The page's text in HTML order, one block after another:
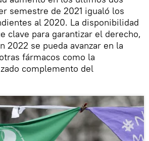
semestre de 2021 igualó los
al 2020. La disponibilidad
clave para garantizar el derecho,
2022 se pueda avanzar en la
fármacos como la
complemento del